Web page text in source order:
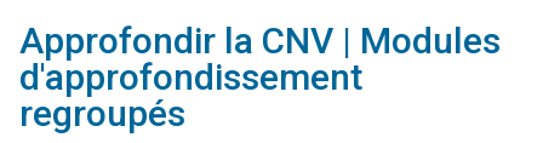
Approfondir la CNV | Modules
d'approfondissement
regroupés